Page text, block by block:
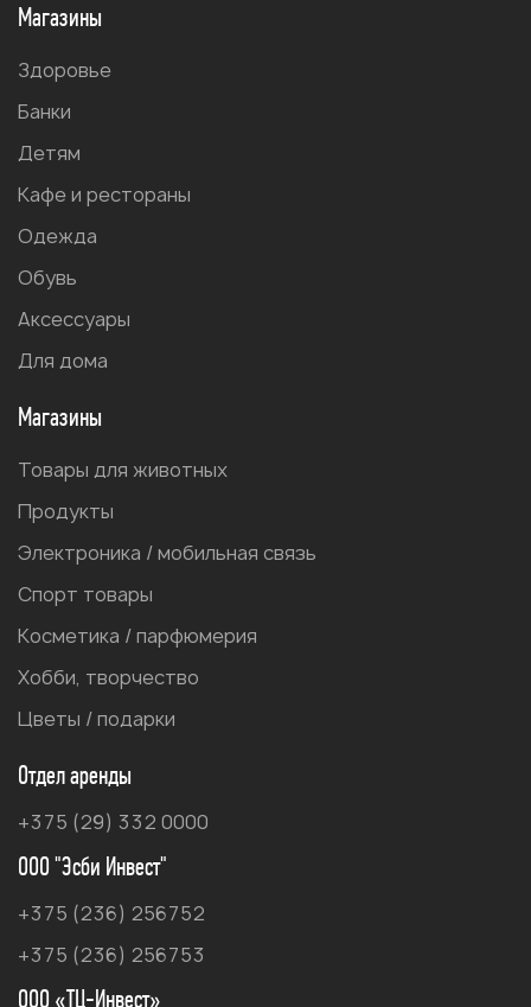
Магазины
Здоровье
Банки
Детям
Кафе и рестораны
Одежда
Обувь
Аксессуары
Для дома
Магазины
Товары для животных
Продукты
Электроника / мобильная связь
Спорт товары
Косметика / парфюмерия
Хобби, творчество
Цветы / подарки
Отдел аренды
+375 (29) 332 0000
ООО "Эсби Инвест"
+375 (236) 256752
+375 (236) 256753
ООО «ТЦ-Инвест»